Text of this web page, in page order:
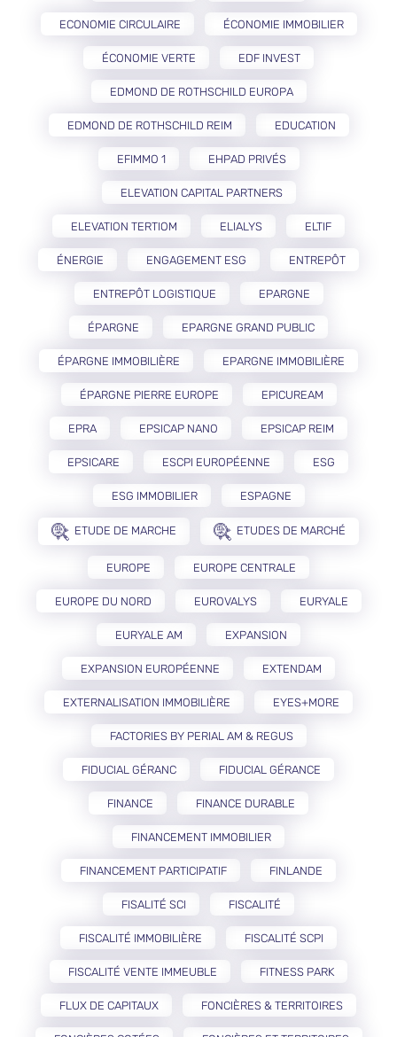
ECONOMIE CIRCULAIRE ÉCONOMIE IMMOBILIER
ÉCONOMIE VERTE EDF INVEST
EDMOND DE ROTHSCHILD EUROPA
EDMOND DE ROTHSCHILD REIM EDUCATION
EFIMMO 1 EHPAD PRIVÉS
ELEVATION CAPITAL PARTNERS
ELEVATION TERTIOM ELIALYS ELTIF
ÉNERGIE ENGAGEMENT ESG ENTREPÔT
ENTREPÔT LOGISTIQUE EPARGNE
ÉPARGNE EPARGNE GRAND PUBLIC
ÉPARGNE IMMOBILIÈRE EPARGNE IMMOBILIÈRE
ÉPARGNE PIERRE EUROPE EPICUREAM
EPRA EPSICAP NANO EPSICAP REIM
EPSICARE ESCPI EUROPÉENNE ESG
ESG IMMOBILIER ESPAGNE
ETUDE DE MARCHE ETUDES DE MARCHÉ
EUROPE EUROPE CENTRALE
EUROPE DU NORD EUROVALYS EURYALE
EURYALE AM EXPANSION
EXPANSION EUROPÉENNE EXTENDAM
EXTERNALISATION IMMOBILIÈRE EYES+MORE
FACTORIES BY PERIAL AM & REGUS
FIDUCIAL GÉRANC FIDUCIAL GÉRANCE
FINANCE FINANCE DURABLE
FINANCEMENT IMMOBILIER
FINANCEMENT PARTICIPATIF FINLANDE
FISALITÉ SCI FISCALITÉ
FISCALITÉ IMMOBILIÈRE FISCALITÉ SCPI
FISCALITÉ VENTE IMMEUBLE FITNESS PARK
FLUX DE CAPITAUX FONCIÈRES & TERRITOIRES